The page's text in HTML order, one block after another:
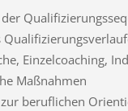
Einzelcoaching,
Maßnahmen
beruflichen